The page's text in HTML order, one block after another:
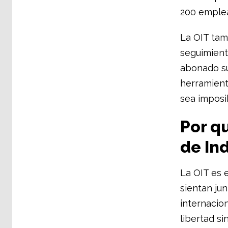
200
La OIT
abonado
sea
Por
de
La OIT es
sientan
libertad